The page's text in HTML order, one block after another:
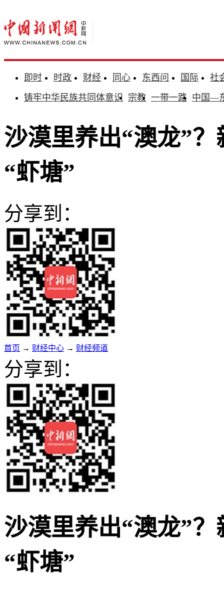
即时 时政 财经 同心 东西问 国际
社
铸牢中华民族共同体意识 宗教 一带一路 中国—
沙漠里养出“澳龙”
“虾塘”
分享到：
首页 → 财经中心 → 财经频道
分享到：
沙漠里养出“澳龙”
“虾塘”